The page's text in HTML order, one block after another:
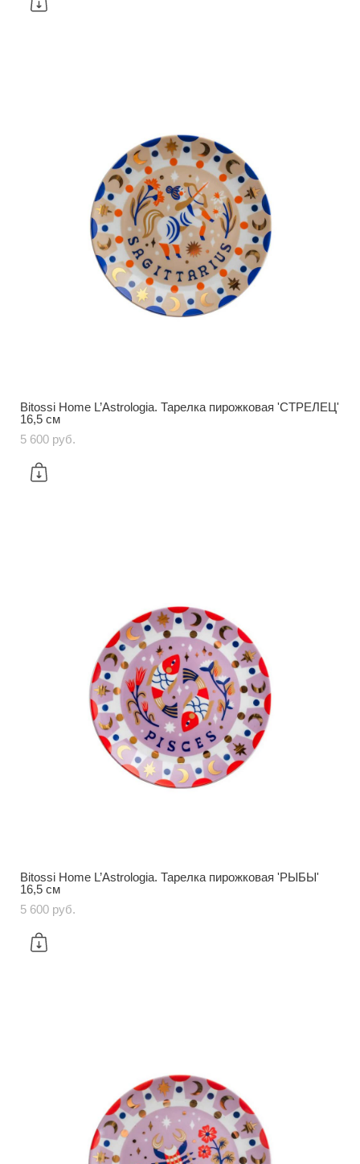
Bitossi Home L’Astrologia. Тарелка пирожковая 'СТРЕЛЕЦ'
16,5 см
5 600 pуб.
Bitossi Home L’Astrologia. Тарелка пирожковая 'РЫБЫ'
16,5 см
5 600 pуб.